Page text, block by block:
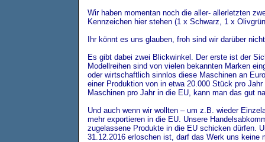
Wir haben momentan noch die aller- allerletzten
Kennzeichen hier stehen (1 x Schwarz, 1 x
Ihr könnt es uns glauben, froh sind wir darüber
Es gibt dabei zwei Blickwinkel. Der erste ist der
Modellreihen sind von vielen bekannten Marken
oder wirtschaftlich sinnlos diese Maschinen an
einer Produktion von in etwa 20.000 Stück pro
Maschinen pro Jahr in die EU, kann man das gut
Und auch wenn wir wollten – um z.B. wieder
mehr exportieren in die EU. Unsere
zugelassene Produkte in die EU schicken dürfen.
31.12.2016 erloschen ist, darf das Werk uns keine